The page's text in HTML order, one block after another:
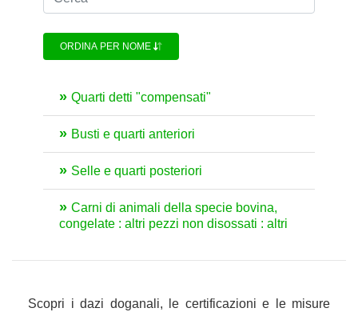
ORDINA PER NOME
Quarti detti "compensati"
Busti e quarti anteriori
Selle e quarti posteriori
Carni di animali della specie bovina,
congelate : altri pezzi non disossati : altri
Scopri i dazi doganali, le certificazioni e le misure